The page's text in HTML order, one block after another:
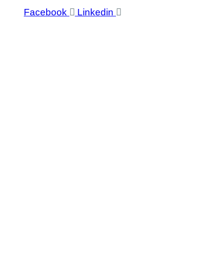
Facebook Linkedin